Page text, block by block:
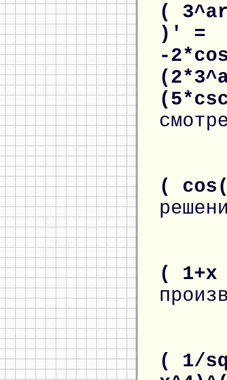
(
)' =
-
(
(
( 1/